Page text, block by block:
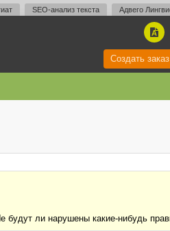
SEO-анализ текста Адвего
A
Создать заказ
будут ли нарушены какие-нибудь